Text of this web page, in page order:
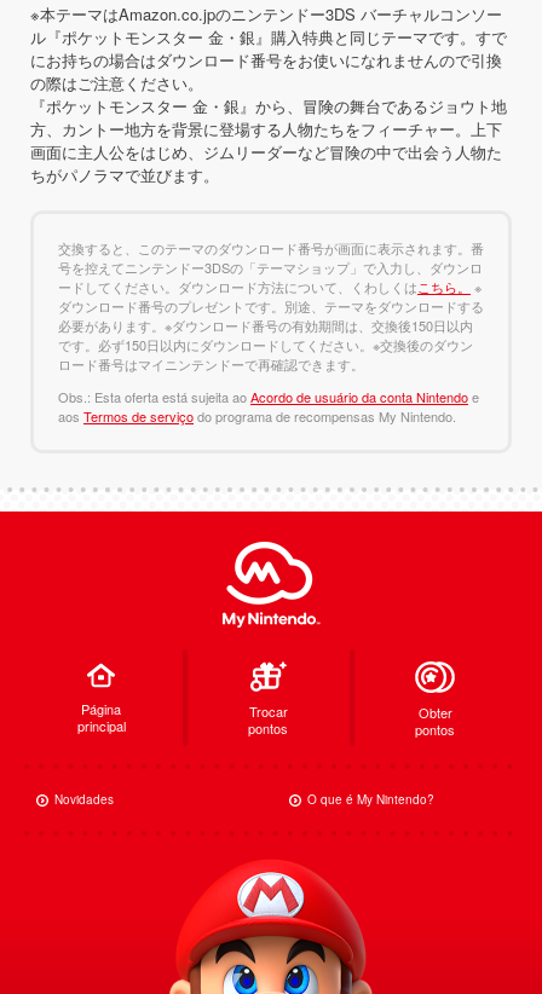
※本テーマはAmazon.co.jpのニンテンドー3DS バーチャルコンソー
ル『ポケットモンスター 金・銀』購入特典と同じテーマです。すで
にお持ちの場合はダウンロード番号をお使いになれませんので引換
の際はご注意ください。
『ポケットモンスター 金・銀』から、冒険の舞台であるジョウト地
方、カントー地方を背景に登場する人物たちをフィーチャー。上下
画面に主人公をはじめ、ジムリーダーなど冒険の中で出会う人物た
ちがパノラマで並びます。
交換すると、このテーマのダウンロード番号が画面に表示されます。番
号を控えてニンテンドー3DSの「テーマショップ」で入力し、ダウンロ
ードしてください。ダウンロード方法について、くわしくはこちら。
※
ダウンロード番号のプレゼントです。別途、テーマをダウンロードする
必要があります。※ダウンロード番号の有効期間は、交換後150日以内
です。必ず150日以内にダウンロードしてください。※交換後のダウン
ロード番号はマイニンテンドーで再確認できます。
Obs.: Esta oferta está sujeita aoAcordo de usuário da conta Nintendoe
aos Termos de serviçodo programa de recompensas My Nintendo.
Página
principal
Trocar
pontos
Obter
pontos
Novidades O que é My Nintendo?